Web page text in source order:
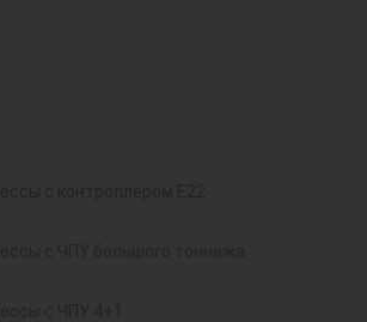
с контроллером E22
с ЧПУ большого тоннажа
с ЧПУ 4+1